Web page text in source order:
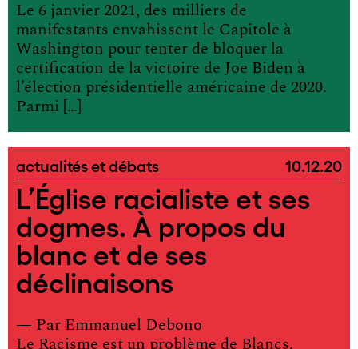
Le 6 janvier 2021, des milliers de
manifestants envahissent le Capitole à
Washington pour tenter de bloquer la
certification de la victoire de Joe Biden à
l’élection présidentielle américaine de 2020.
Parmi […]
actualités et débats 10.12.20
L’Église racialiste et ses
dogmes. À propos du
blanc et de ses
déclinaisons
— Par Emmanuel Debono
Le Racisme est un problème de Blancs,